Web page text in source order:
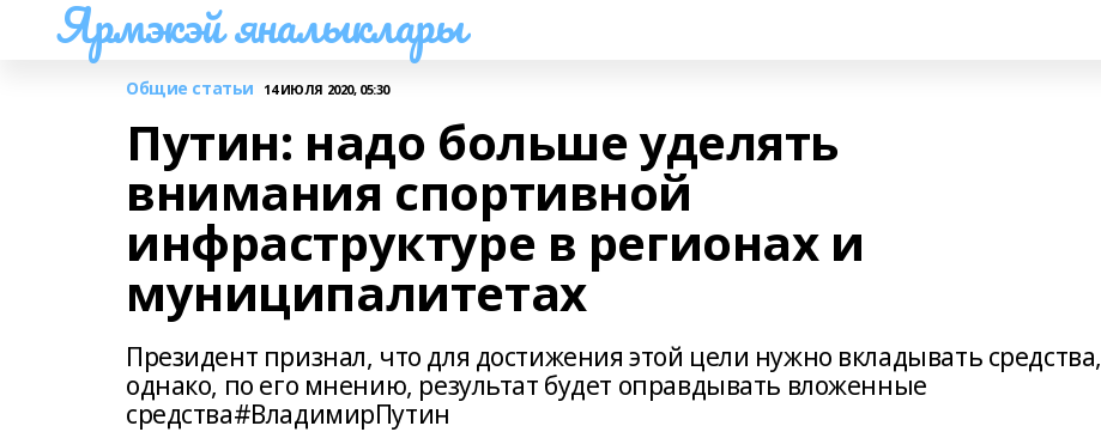
Ярмэкэй яналыклары
Общие статьи 14 ИЮЛЯ 2020, 05:30
Путин: надо больше уделять
внимания спортивной
инфраструктуре в регионах и
муниципалитетах
Президент признал, что для достижения этой цели нужно вкладывать средства,
однако, по его мнению, результат будет оправдывать вложенные
средства#ВладимирПутин